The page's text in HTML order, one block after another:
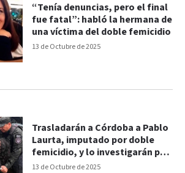
13 de Octubre de 2025
“Tenía denuncias, pero el final
fue fatal”: habló la hermana de
una víctima del doble femicidio
13 de Octubre de 2025
Trasladarán a Córdoba a Pablo
Laurta, imputado por doble
femicidio, y lo investigarán por
otros crímenes